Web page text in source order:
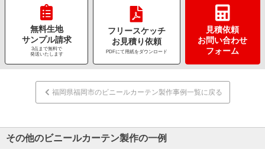
無料生地
サンプル請求
3点まで無料で
発送いたします
フリースケッチ
お見積り依頼
PDFにて用紙をダウンロード
見積依頼
お問い合わせ
フォーム
福岡県福岡市のビニールカーテン製作事例一覧に戻る
その他のビニールカーテン製作の一例